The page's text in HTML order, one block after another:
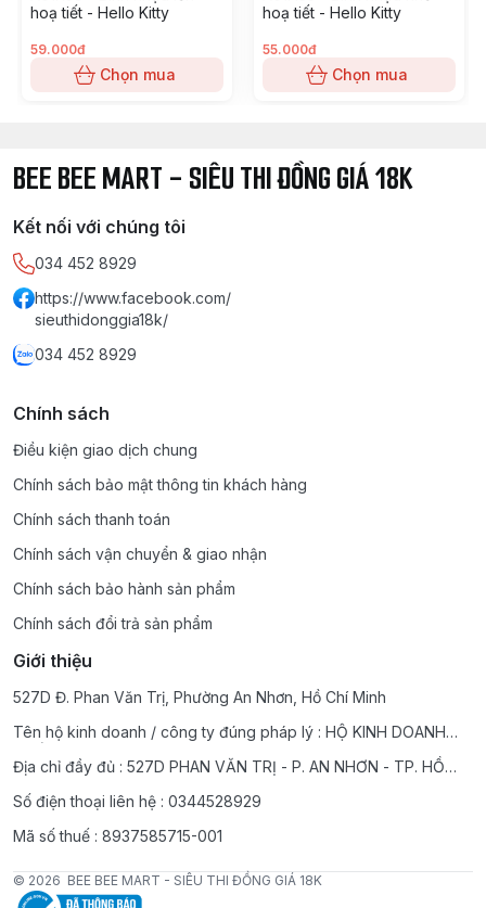
hoạ tiết - Hello Kitty
59.000đ
Chọn mua
hoạ tiết - Hello Kitty
55.000đ
Chọn mua
BEE BEE MART - SIÊU THI ĐỒNG GIÁ 18K
Kết nối với chúng tôi
034 452 8929
https://www.facebook.com/
sieuthidonggia18k/
034 452 8929
Chính sách
Điều kiện giao dịch chung
Chính sách bảo mật thông tin khách hàng
Chính sách thanh toán
Chính sách vận chuyển & giao nhận
Chính sách bảo hành sản phẩm
Chính sách đổi trả sản phẩm
Giới thiệu
527D Đ. Phan Văn Trị, Phường An Nhơn, Hồ Chí Minh
Tên hộ kinh doanh / công ty đúng pháp lý : HỘ KINH DOANH
THẾ GIỚi HOT TREND BEE BEE MART 18K
Địa chỉ đầy đủ : 527D PHAN VĂN TRỊ - P. AN NHƠN - TP. HỒ
Số điện thoại liên hệ : 0344528929
Mã số thuế : 8937585715-001
© 2026 BEE BEE MART - SIÊU THI ĐỒNG GIÁ 18K